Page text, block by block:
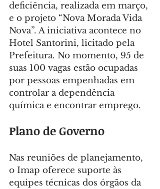
deficiência, realizada em março,
e o projeto “Nova Morada Vida
Nova”. A iniciativa acontece no
Hotel Santorini, licitado pela
Prefeitura. No momento, 95 de
suas 100 vagas estão ocupadas
por pessoas empenhadas em
controlar a dependência
química e encontrar emprego.
Plano de Governo
Nas reuniões de planejamento,
o Imap oferece suporte às
equipes técnicas dos órgãos da